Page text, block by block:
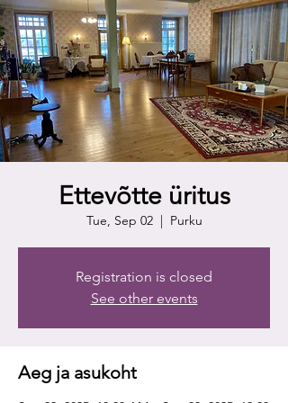
Ettevõtte üritus
Tue, Sep 02
  |
Purku
Registration is closed
See other events
Aeg ja asukoht